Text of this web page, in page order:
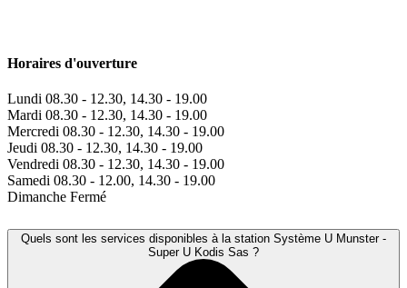
Horaires d'ouverture
Lundi 08.30 - 12.30, 14.30 - 19.00
Mardi 08.30 - 12.30, 14.30 - 19.00
Mercredi 08.30 - 12.30, 14.30 - 19.00
Jeudi 08.30 - 12.30, 14.30 - 19.00
Vendredi 08.30 - 12.30, 14.30 - 19.00
Samedi 08.30 - 12.00, 14.30 - 19.00
Dimanche Fermé
Quels sont les services disponibles à la station Système U Munster -
Super U Kodis Sas ?